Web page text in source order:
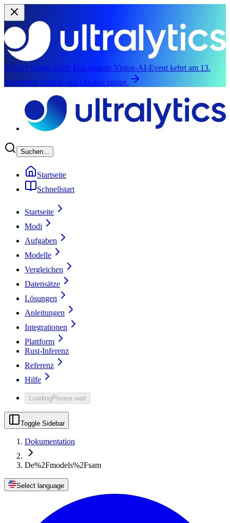
YOLO Vision 2026: Das globale Vision-AI-Event kehrt am 13.
September zurück, vor Ort und online.
Suchen...
Startseite
Schnellstart
Startseite
Modi
Aufgaben
Modelle
Vergleichen
Datensätze
Lösungen
Anleitungen
Integrationen
Plattform
Rust-Inferenz
Referenz
Hilfe
LoadingPlease wait
Toggle Sidebar
Dokumentation
De%2Fmodels%2Fsam
Select language